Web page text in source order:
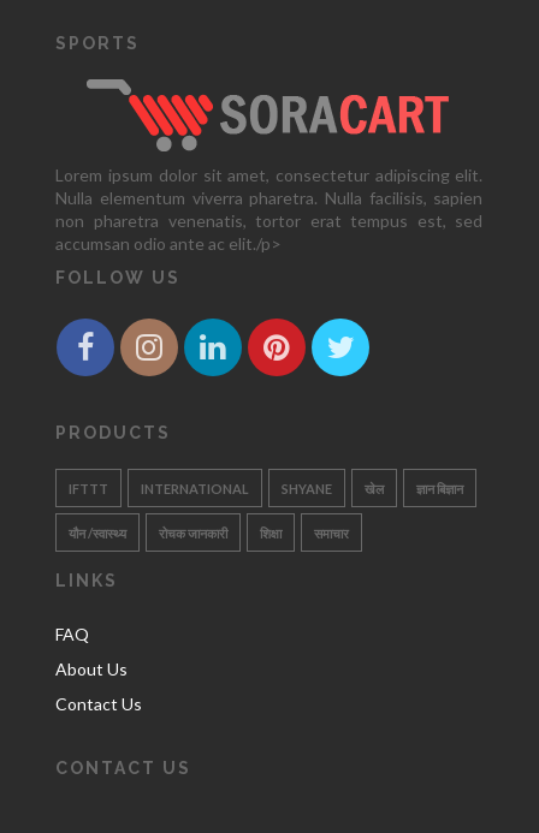
SPORTS
Lorem ipsum dolor sit amet, consectetur adipiscing elit.
Nulla elementum viverra pharetra. Nulla facilisis, sapien
non pharetra venenatis, tortor erat tempus est, sed
accumsan odio ante ac elit./p>
FOLLOW US
PRODUCTS
IFTTT INTERNATIONAL SHYANE खेल ज्ञान बिज्ञान
यौन /स्वास्थ्य रोचक जानकारी शिक्षा समाचार
LINKS
FAQ
About Us
Contact Us
CONTACT US